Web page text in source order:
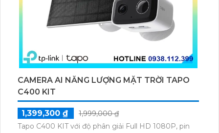
CAMERA AI NĂNG LƯỢNG MẶT TRỜI TAPO
C400 KIT
1,399,300 ₫
1,999,000 ₫
Tapo C400 KIT với độ phân giải Full HD 1080P, pin